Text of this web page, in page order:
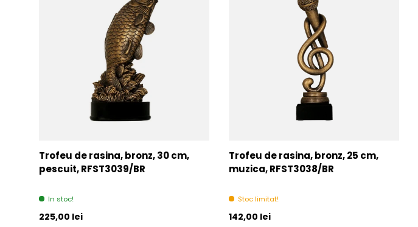
Trofeu de rasina, bronz, 30 cm,
pescuit, RFST3039/BR
In stoc!
Pret initial
225,00 lei
Trofeu de rasina, bronz, 25 cm,
muzica, RFST3038/BR
Stoc limitat!
Pret initial
142,00 lei